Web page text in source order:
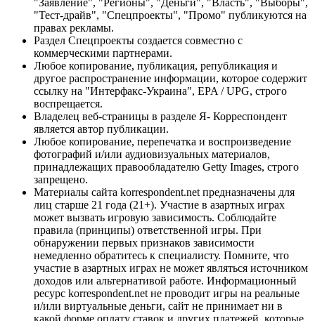
"Тест-драйв", "Спецпроекты", "Промо" публикуются на
правах рекламы.
Раздел Спецпроекты создается совместно с
коммерческими партнерами.
Любое копирование, публикация, републикация и
другое распространение информации, которое содержит
ссылку на "Интерфакс-Украина", EPA / UPG, строго
воспрещается.
Владелец веб-страницы в разделе Я- Корреспондент
является автор публикации.
Любое копирование, перепечатка и воспроизведение
фотографий и/или аудиовизуальных материалов,
принадлежащих правообладателю Getty Images, строго
запрещено.
Материалы сайта korrespondent.net предназначены для
лиц старше 21 года (21+). Участие в азартных играх
может вызвать игровую зависимость. Соблюдайте
правила (принципы) ответственной игры. При
обнаружении первых признаков зависимости
немедленно обратитесь к специалисту. Помните, что
участие в азартных играх не может являться источником
доходов или альтернативой работе. Информационный
ресурс korrespondent.net не проводит игры на реальные
и/или виртуальные деньги, сайт не принимает ни в
какой форме оплату ставок и других платежей, которые